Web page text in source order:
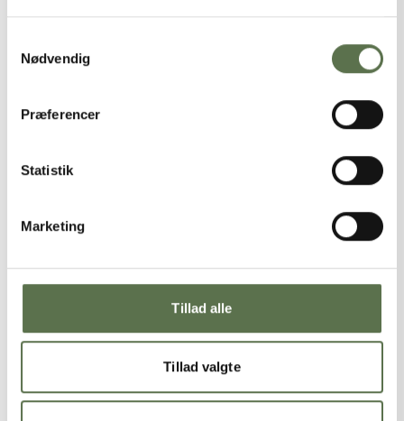
Nødvendig
Præferencer
Statistik
Marketing
Tillad alle
Tillad valgte
Dansk Elephant
Hvedemel NaturAks
Bageenzym